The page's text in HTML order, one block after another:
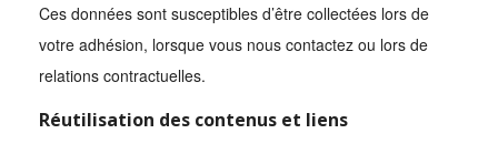
Ces données sont susceptibles d’être collectées lors de
votre adhésion, lorsque vous nous contactez ou lors de
relations contractuelles.
Réutilisation des contenus et liens